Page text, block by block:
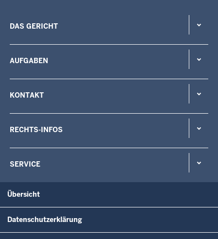
DAS GERICHT
AUFGABEN
KONTAKT
RECHTS-INFOS
SERVICE
Übersicht
Datenschutzerklärung